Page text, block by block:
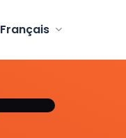
Français